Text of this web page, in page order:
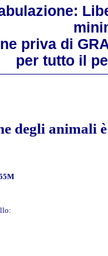
priva di
per tutto il
degli animali